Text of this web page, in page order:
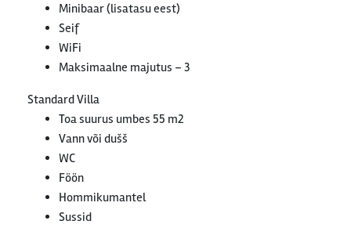
Minibaar (lisatasu eest)
Seif
WiFi
Maksimaalne majutus – 3
Standard Villa
Toa suurus umbes 55 m2
Vann või dušš
WC
Föön
Hommikumantel
Sussid